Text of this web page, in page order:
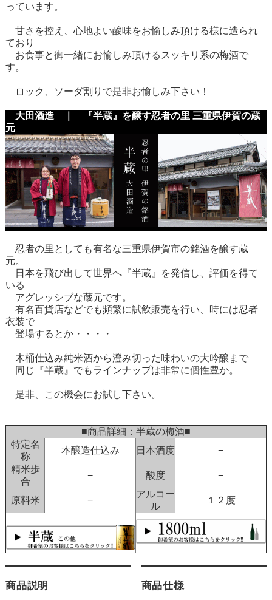
っています。
甘さを控え、心地よい酸味をお愉しみ頂ける様に造られ
ており
お食事と御一緒にお愉しみ頂けるスッキリ系の梅酒で
す。
ロック、ソーダ割りで是非お愉しみ下さい！
大田酒造 ｜ 『半蔵』を醸す忍者の里 三重県伊賀の蔵
元
忍者の里としても有名な三重県伊賀市の銘酒を醸す蔵
元。
日本を飛び出して世界へ『半蔵』を発信し、評価を得て
いる
アグレッシブな蔵元です。
有名百貨店などでも頻繁に試飲販売を行い、時には忍者
衣装で
登場するとか・・・・
木桶仕込み純米酒から澄み切った味わいの大吟醸まで
同じ『半蔵』でもラインナップは非常に個性豊か。
是非、この機会にお試し下さい。
■商品詳細：半蔵の梅酒■
特定名
称
本醸造仕込み 日本酒度
−
精米歩
合
− 酸度 −
原料米 −
アルコー
ル
１２度
商品説明 商品仕様